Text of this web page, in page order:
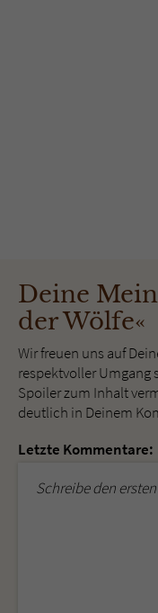
Deine
der Wölfe«
Wir freuen uns auf
respektvoller Umgang
Spoiler zum Inhalt
deutlich in Deinem
Letzte Kommentare:
Schreibe den